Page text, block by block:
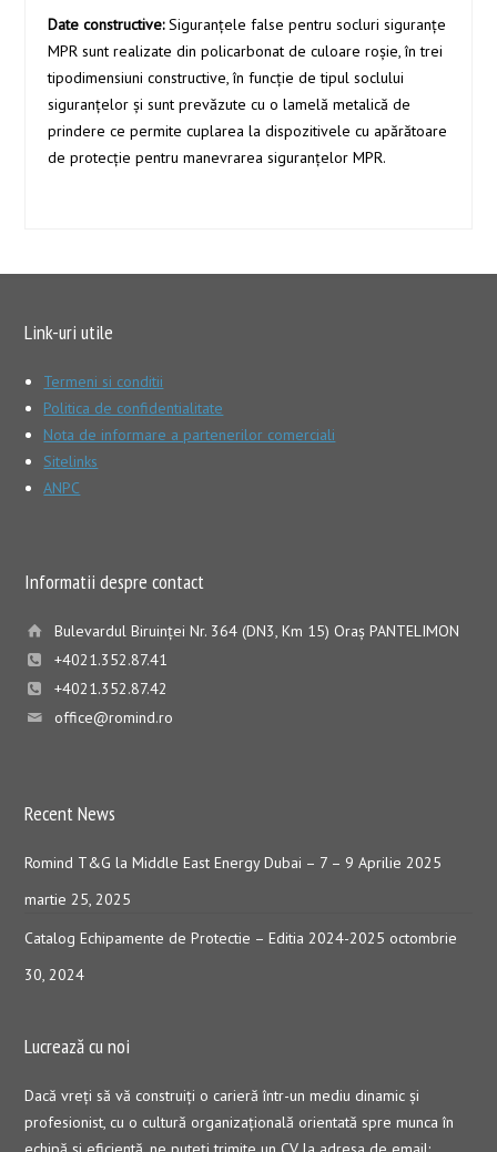
Date constructive:Siguranţele false pentru socluri siguranţe
MPR sunt realizate din policarbonat de culoare roşie, în trei
tipodimensiuni constructive, în funcţie de tipul soclului
siguranţelor şi sunt prevăzute cu o lamelă metalică de
prindere ce permite cuplarea la dispozitivele cu apărătoare
de protecţie pentru manevrarea siguranţelor MPR.
Link-uri utile
Termeni si conditii
Politica de confidentialitate
Nota de informare a partenerilor comerciali
Sitelinks
ANPC
Informatii despre contact
Bulevardul Biruinţei Nr. 364 (DN3, Km 15) Oraş PANTELIMON
+4021.352.87.41
+4021.352.87.42
office@romind.ro
Recent News
Romind T&G la Middle East Energy Dubai – 7 – 9 Aprilie 2025
martie 25, 2025
Catalog Echipamente de Protectie – Editia 2024-2025 octombrie
30, 2024
Lucrează cu noi
Dacă vreţi să vă construiţi o carieră într-un mediu dinamic şi
profesionist, cu o cultură organizaţională orientată spre munca în